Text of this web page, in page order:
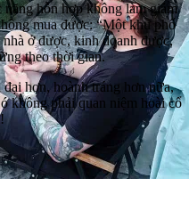
hỗn hợp không làm giảm
mua được: “Một khu phố
ở được, kinh doanh được,
theo thời gian.
hơn, hoành tráng hơn nữa,
không phải quan niệm hoài cổ